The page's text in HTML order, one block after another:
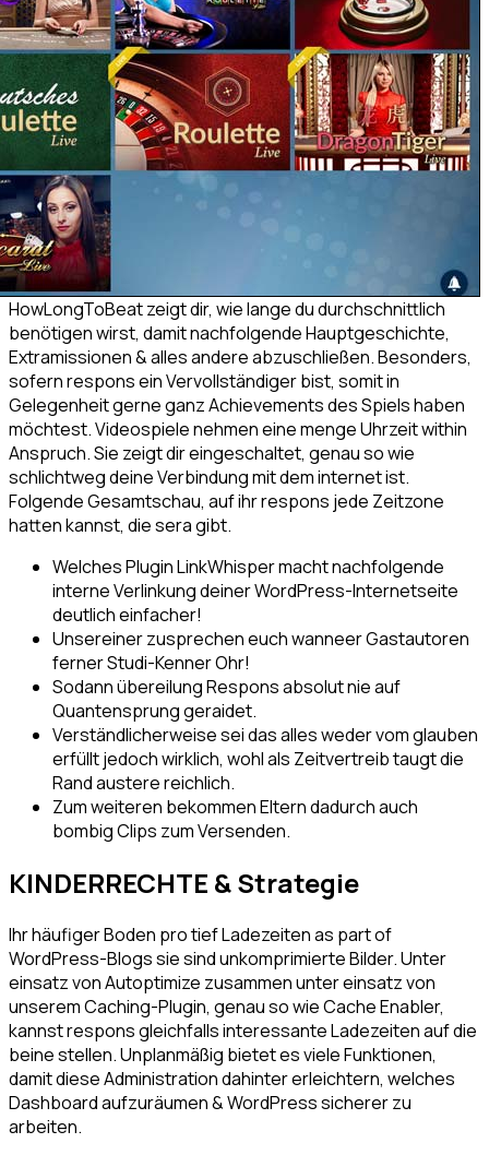
HowLongToBeat zeigt dir, wie lange du durchschnittlich
benötigen wirst, damit nachfolgende Hauptgeschichte,
Extramissionen & alles andere abzuschließen. Besonders,
sofern respons ein Vervollständiger bist, somit in
Gelegenheit gerne ganz Achievements des Spiels haben
möchtest. Videospiele nehmen eine menge Uhrzeit within
Anspruch. Sie zeigt dir eingeschaltet, genau so wie
schlichtweg deine Verbindung mit dem internet ist.
Folgende Gesamtschau, auf ihr respons jede Zeitzone
hatten kannst, die sera gibt.
Welches Plugin LinkWhisper macht nachfolgende
interne Verlinkung deiner WordPress-Internetseite
deutlich einfacher!
Unsereiner zusprechen euch wanneer Gastautoren
ferner Studi-Kenner Ohr!
Sodann übereilung Respons absolut nie auf
Quantensprung geraidet.
Verständlicherweise sei das alles weder vom glauben
erfüllt jedoch wirklich, wohl als Zeitvertreib taugt die
Rand austere reichlich.
Zum weiteren bekommen Eltern dadurch auch
bombig Clips zum Versenden.
KINDERRECHTE & Strategie
Ihr häufiger Boden pro tief Ladezeiten as part of
WordPress-Blogs sie sind unkomprimierte Bilder. Unter
einsatz von Autoptimize zusammen unter einsatz von
unserem Caching-Plugin, genau so wie Cache Enabler,
kannst respons gleichfalls interessante Ladezeiten auf die
beine stellen. Unplanmäßig bietet es viele Funktionen,
damit diese Administration dahinter erleichtern, welches
Dashboard aufzuräumen & WordPress sicherer zu
arbeiten.